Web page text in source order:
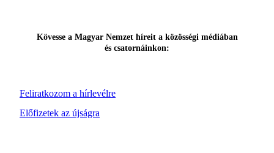
Feliratkozom a hírlevélre
Kövesse a Magyar Nemzet híreit a közösségi médiában
és csatornáinkon:
Előfizetek az újságra